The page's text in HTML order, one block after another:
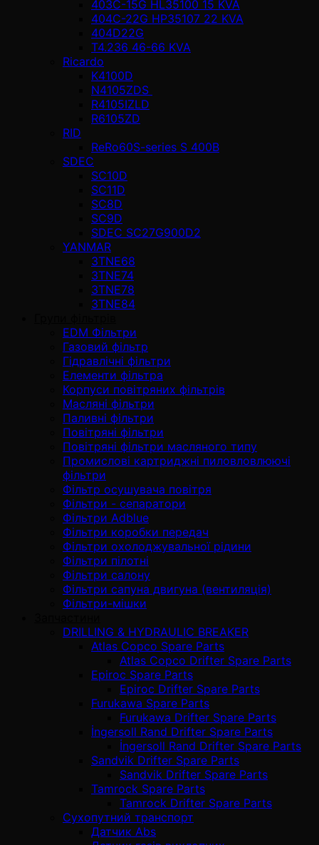
403C-15G HL35100 15 KVA
404C-22G HP35107 22 KVA
404D22G
T4.236 46-66 KVA
Ricardo
K4100D
N4105ZDS
R4105IZLD
R6105ZD
RID
ReRo60S-series S 400В
SDEC
SC10D
SC11D
SC8D
SC9D
SDEC SC27G900D2
YANMAR
3TNE68
3TNE74
3TNE78
3TNE84
EDM Фільтри
Газовий фільтр
Гідравлічні фільтри
Елементи фільтра
Корпуси повітряних фільтрів
Масляні фільтри
Паливні фільтри
Повітряні фільтри
Повітряні фільтри масляного типу
Промислові картриджні пиловловлюючі
фільтри
Фільтр осушувача повітря
Фільтри - сепаратори
Фільтри Adblue
Фільтри коробки передач
Фільтри охолоджувальної рідини
Фільтри пілотні
Фільтри салону
Фільтри сапуна двигуна (вентиляція)
Фільтри-мішки
DRILLING & HYDRAULIC BREAKER
Atlas Copco Spare Parts
Atlas Copco Drifter Spare Parts
Epiroc Spare Parts
Epiroc Drifter Spare Parts
Furukawa Spare Parts
Furukawa Drifter Spare Parts
İngersoll Rand Drifter Spare Parts
İngersoll Rand Drifter Spare Parts
Sandvik Drifter Spare Parts
Sandvik Drifter Spare Parts
Tamrock Spare Parts
Tamrock Drifter Spare Parts
Сухопутний транспорт
Датчик Abs